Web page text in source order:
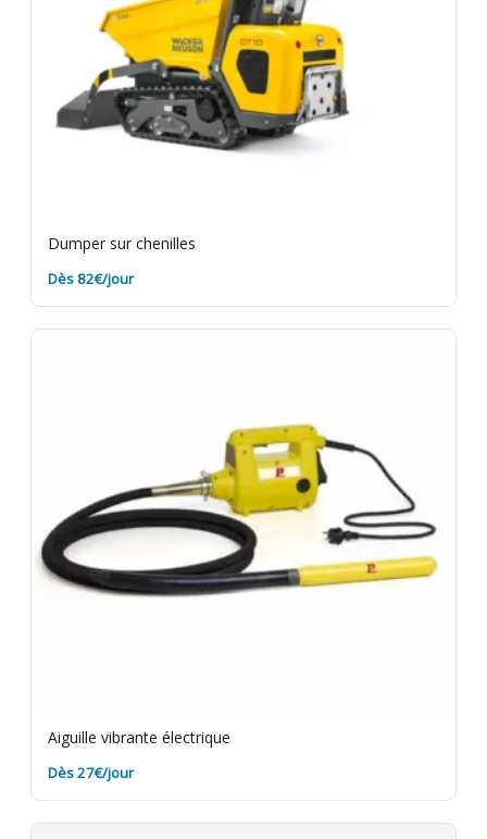
Dumper sur chenilles
Dès 82€/jour
Aiguille vibrante électrique
Dès 27€/jour